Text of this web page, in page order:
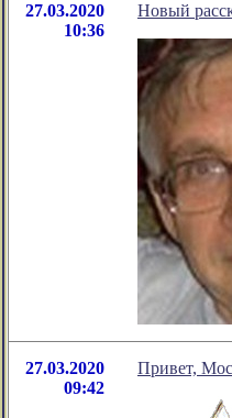
27.03.2020
10:36
Новый
27.03.2020
09:42
Привет,